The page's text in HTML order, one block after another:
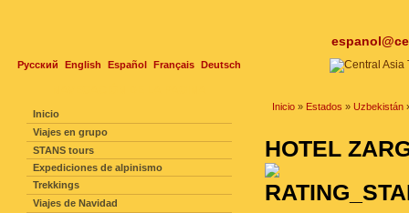
Русский English Español Français Deutsch
Inicio » Estados » Uzbekistán
HOTEL
Inicio
Viajes en grupo
STANS tours
Expediciones de alpinismo
Trekkings
Viajes de Navidad